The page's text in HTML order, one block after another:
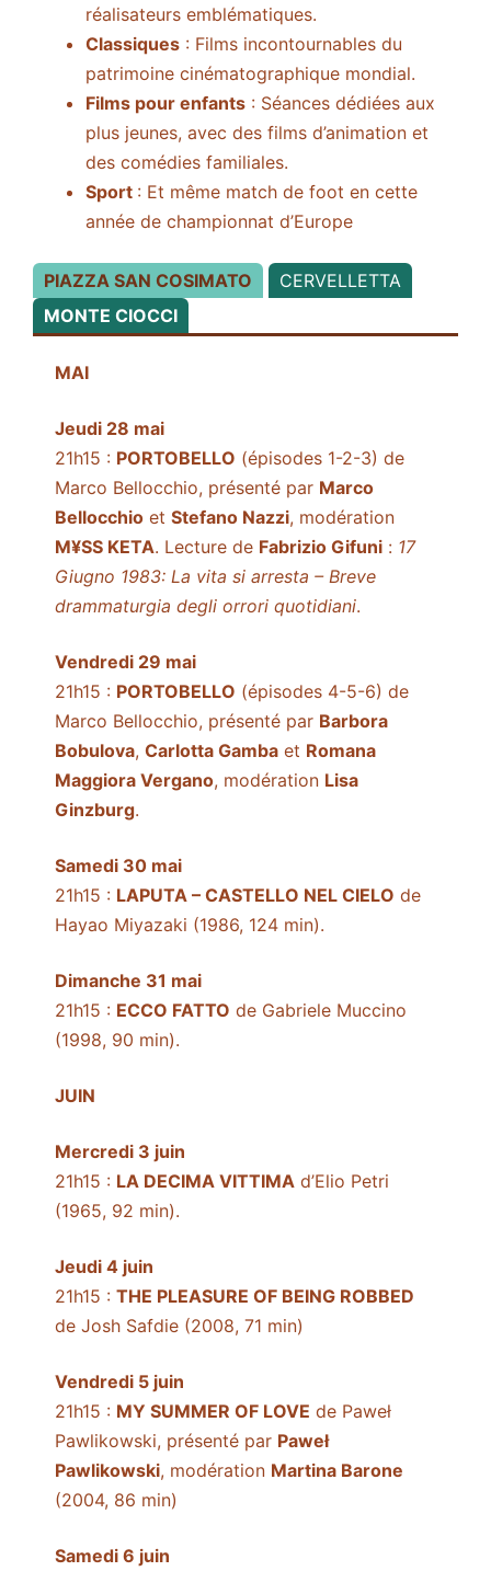
réalisateurs emblématiques.
Classiques : Films incontournables du
patrimoine cinématographique mondial.
Films pour enfants : Séances dédiées aux
plus jeunes, avec des films d’animation et
des comédies familiales.
Sport : Et même match de foot en cette
année de championnat d’Europe
PIAZZA SAN COSIMATO
CERVELLETTA
MONTE CIOCCI
MAI
Jeudi 28 mai
21h15 : PORTOBELLO (épisodes 1-2-3) de
Marco Bellocchio, présenté par Marco
Bellocchio et Stefano Nazzi, modération
M¥SS KETA. Lecture de Fabrizio Gifuni : 17
Giugno 1983: La vita si arresta – Breve
drammaturgia degli orrori quotidiani.
Vendredi 29 mai
21h15 : PORTOBELLO (épisodes 4-5-6) de
Marco Bellocchio, présenté par Barbora
Bobulova, Carlotta Gamba et Romana
Maggiora Vergano, modération Lisa
Ginzburg.
Samedi 30 mai
21h15 : LAPUTA – CASTELLO NEL CIELO de
Hayao Miyazaki (1986, 124 min).
Dimanche 31 mai
21h15 : ECCO FATTO de Gabriele Muccino
(1998, 90 min).
JUIN
Mercredi 3 juin
21h15 : LA DECIMA VITTIMA d’Elio Petri
(1965, 92 min).
Jeudi 4 juin
21h15 : THE PLEASURE OF BEING ROBBED
de Josh Safdie (2008, 71 min)
Vendredi 5 juin
21h15 : MY SUMMER OF LOVE de Paweł
Pawlikowski, présenté par Paweł
Pawlikowski, modération Martina Barone
(2004, 86 min)
Samedi 6 juin